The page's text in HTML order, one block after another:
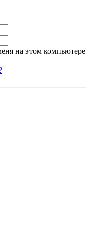
на этом компьютере